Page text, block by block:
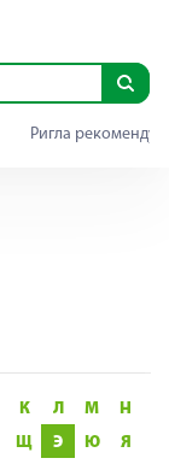
Ригла
К Л М
Н
Щ Э Ю Я